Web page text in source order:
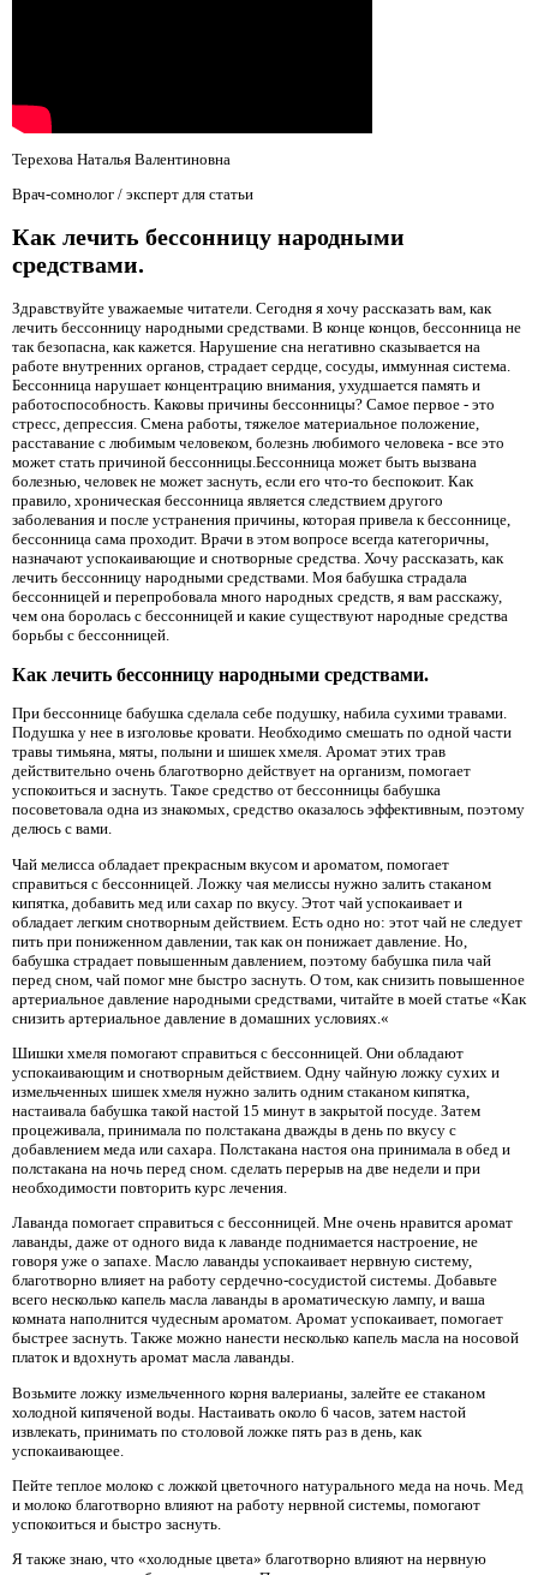
Терехова Наталья Валентиновна
Врач-сомнолог / эксперт для статьи
Как лечить бессонницу народными
средствами.
Здравствуйте уважаемые читатели. Сегодня я хочу рассказать вам, как
лечить бессонницу народными средствами. В конце концов, бессонница не
так безопасна, как кажется. Нарушение сна негативно сказывается на
работе внутренних органов, страдает сердце, сосуды, иммунная система.
Бессонница нарушает концентрацию внимания, ухудшается память и
работоспособность. Каковы причины бессонницы? Самое первое - это
стресс, депрессия. Смена работы, тяжелое материальное положение,
расставание с любимым человеком, болезнь любимого человека - все это
может стать причиной бессонницы.Бессонница может быть вызвана
болезнью, человек не может заснуть, если его что-то беспокоит. Как
правило, хроническая бессонница является следствием другого
заболевания и после устранения причины, которая привела к бессоннице,
бессонница сама проходит. Врачи в этом вопросе всегда категоричны,
назначают успокаивающие и снотворные средства. Хочу рассказать, как
лечить бессонницу народными средствами. Моя бабушка страдала
бессонницей и перепробовала много народных средств, я вам расскажу,
чем она боролась с бессонницей и какие существуют народные средства
борьбы с бессонницей.
Как лечить бессонницу народными средствами.
При бессоннице бабушка сделала себе подушку, набила сухими травами.
Подушка у нее в изголовье кровати. Необходимо смешать по одной части
травы тимьяна, мяты, полыни и шишек хмеля. Аромат этих трав
действительно очень благотворно действует на организм, помогает
успокоиться и заснуть. Такое средство от бессонницы бабушка
посоветовала одна из знакомых, средство оказалось эффективным, поэтому
делюсь с вами.
Чай мелисса обладает прекрасным вкусом и ароматом, помогает
справиться с бессонницей. Ложку чая мелиссы нужно залить стаканом
кипятка, добавить мед или сахар по вкусу. Этот чай успокаивает и
обладает легким снотворным действием. Есть одно но: этот чай не следует
пить при пониженном давлении, так как он понижает давление. Но,
бабушка страдает повышенным давлением, поэтому бабушка пила чай
перед сном, чай помог мне быстро заснуть. О том, как снизить повышенное
артериальное давление народными средствами, читайте в моей статье «Как
снизить артериальное давление в домашних условиях.«
Шишки хмеля помогают справиться с бессонницей. Они обладают
успокаивающим и снотворным действием. Одну чайную ложку сухих и
измельченных шишек хмеля нужно залить одним стаканом кипятка,
настаивала бабушка такой настой 15 минут в закрытой посуде. Затем
процеживала, принимала по полстакана дважды в день по вкусу с
добавлением меда или сахара. Полстакана настоя она принимала в обед и
полстакана на ночь перед сном. сделать перерыв на две недели и при
необходимости повторить курс лечения.
Лаванда помогает справиться с бессонницей. Мне очень нравится аромат
лаванды, даже от одного вида к лаванде поднимается настроение, не
говоря уже о запахе. Масло лаванды успокаивает нервную систему,
благотворно влияет на работу сердечно-сосудистой системы. Добавьте
всего несколько капель масла лаванды в ароматическую лампу, и ваша
комната наполнится чудесным ароматом. Аромат успокаивает, помогает
быстрее заснуть. Также можно нанести несколько капель масла на носовой
платок и вдохнуть аромат масла лаванды.
Возьмите ложку измельченного корня валерианы, залейте ее стаканом
холодной кипяченой воды. Настаивать около 6 часов, затем настой
извлекать, принимать по столовой ложке пять раз в день, как
успокаивающее.
Пейте теплое молоко с ложкой цветочного натурального меда на ночь. Мед
и молоко благотворно влияют на работу нервной системы, помогают
успокоиться и быстро заснуть.
Я также знаю, что «холодные цвета» благотворно влияют на нервную